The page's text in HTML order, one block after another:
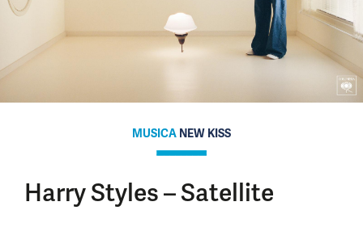
MUSICA NEW KISS
Harry Styles – Satellite